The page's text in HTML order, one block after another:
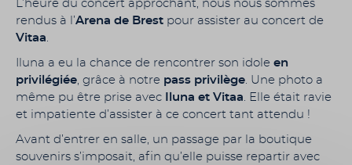
L’heure du concert approchant, nous nous sommes
rendus à l’Arena de Brest pour assister au concert de
Vitaa.
Iluna a eu la chance de rencontrer son idole en
privilégiée, grâce à notre pass privilège. Une photo a
même pu être prise avec
Iluna et Vitaa. Elle était ravie
et impatiente d’assister à ce concert tant attendu !
Avant d’entrer en salle, un passage par la boutique
souvenirs s’imposait, afin qu’elle puisse repartir avec